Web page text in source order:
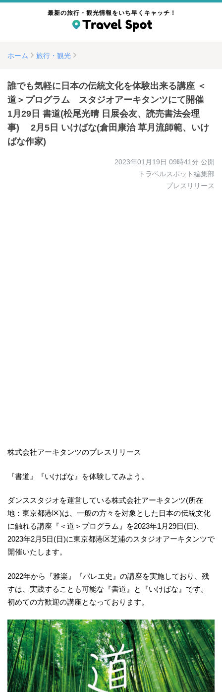
最新の旅行・観光情報をいち早くキャッチ！
ホーム 旅行・観光
誰でも気軽に日本の伝統文化を体験出来る講座 ＜
道＞プログラム スタジオアーキタンツにて開催
1月29日 書道(松尾光晴 日展会友、読売書法会理
事) 2月5日 いけばな(倉田康治 草月流師範、いけ
ばな作家)
2023年01月19日 09時41分 公開
トラベルスポット編集部
プレスリリース
株式会社アーキタンツのプレスリリース
『書道』『いけばな』を体験してみよう。
ダンススタジオを運営している株式会社アーキタンツ(所在
地：東京都港区)は、一般の方々を対象とした日本の伝統文化
に触れる講座『＜道＞プログラム』を2023年1月29日(日)、
2023年2月5日(日)に東京都港区芝浦のスタジオアーキタンツで
開催いたします。
2022年から『雅楽』『バレエ史』の講座を実施しており、残
すは、実践することも可能な『書道』と『いけばな』です。
初めての方歓迎の講座となっております。